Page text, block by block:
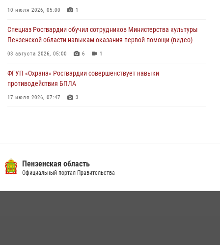
Росгвардейцы Пензенской области отмечают 35-летие дежурной
03 августа 2026, 05:15
10 июля 2026, 05:00 1
Спецназ Росгвардии обучил сотрудников Министерства культуры
Пензенской области навыкам оказания первой помощи (видео)
03 августа 2026, 05:00 6 1
ФГУП «Охрана» Росгвардии совершенствует навыки
противодействия БПЛА
17 июля 2026, 07:47 3
Пензенский спецназ Росгвардии готовит студентов к окружному
этапу «Зарницы 2.0» (видео)
Пензенская область
Официальный портал Правительства